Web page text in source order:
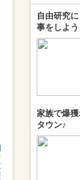
自由研究
事をしよう
家族で爆
タウン♪